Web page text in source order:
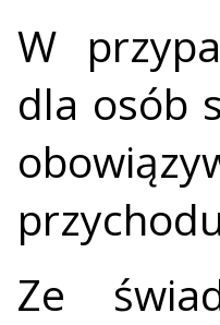
W
dla osób
Ze